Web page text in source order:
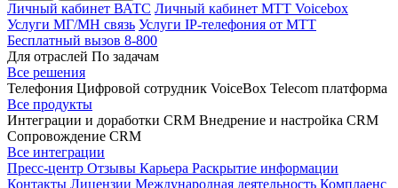
Личный кабинет ВАТС Личный кабинет МТТ Voicebox
Услуги МГ/МН связь Услуги IP-телефония от МТТ
Бесплатный вызов 8-800
Для отраслей По задачам
Все решения
Телефония Цифровой сотрудник VoiceBox Telecom платформа
Все продукты
Интеграции и доработки CRM Внедрение и настройка CRM
Сопровождение CRM
Все интеграции
Пресс-центр Отзывы Карьера Раскрытие информации
Контакты Лицензии Международная деятельность Комплаенс